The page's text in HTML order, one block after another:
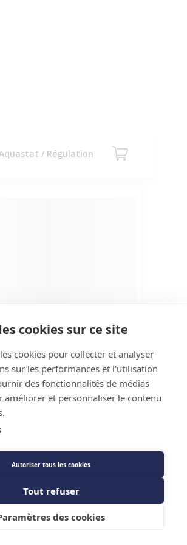
/ Régulation
cookies sur ce site
cookies pour collecter et analyser
sur les performances et l'utilisation
des fonctionnalités de médias
améliorer et personnaliser le contenu
Autoriser tous les cookies
Tout refuser
des cookies